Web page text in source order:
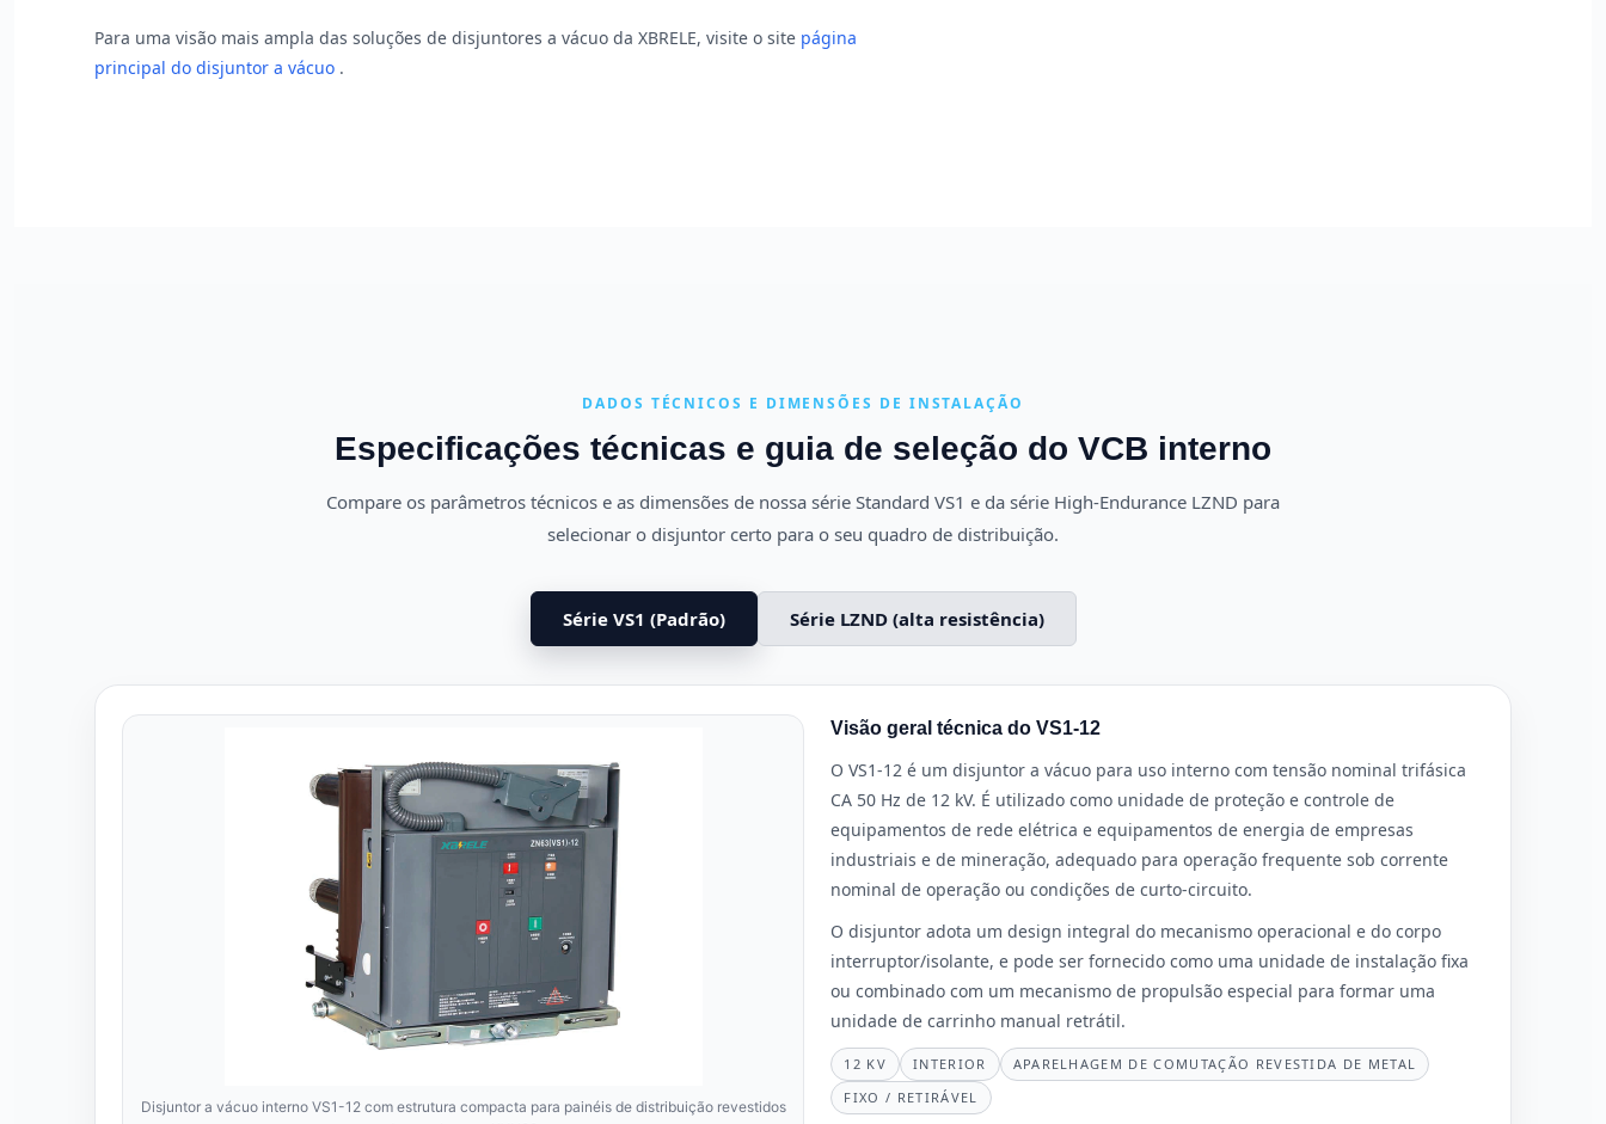
Para uma visão mais ampla das soluções de disjuntores a vácuo da XBRELE, visite o site página
principal do disjuntor a vácuo .
DADOS TÉCNICOS E DIMENSÕES DE INSTALAÇÃO
Especificações técnicas e guia de seleção do VCB interno
Compare os parâmetros técnicos e as dimensões de nossa série Standard VS1 e da série High-Endurance LZND para
selecionar o disjuntor certo para o seu quadro de distribuição.
Série VS1 (Padrão) Série LZND (alta resistência)
Disjuntor a vácuo interno VS1-12 com estrutura compacta para painéis de distribuição revestidos
Visão geral técnica do VS1-12
O VS1-12 é um disjuntor a vácuo para uso interno com tensão nominal trifásica
CA 50 Hz de 12 kV. É utilizado como unidade de proteção e controle de
equipamentos de rede elétrica e equipamentos de energia de empresas
industriais e de mineração, adequado para operação frequente sob corrente
nominal de operação ou condições de curto-circuito.
O disjuntor adota um design integral do mecanismo operacional e do corpo
interruptor/isolante, e pode ser fornecido como uma unidade de instalação fixa
ou combinado com um mecanismo de propulsão especial para formar uma
unidade de carrinho manual retrátil.
12 KV INTERIOR
APARELHAGEM DE COMUTAÇÃO REVESTIDA DE METAL
FIXO / RETIRÁVEL